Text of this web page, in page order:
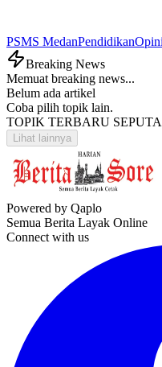
PSMS MedanPendidikanOpini
Breaking News
Memuat breaking news...
Belum ada artikel
Coba pilih topik lain.
TOPIK TERBARU
Lihat lainnya
Powered by Qaplo
Semua Berita Layak Online
Connect with us